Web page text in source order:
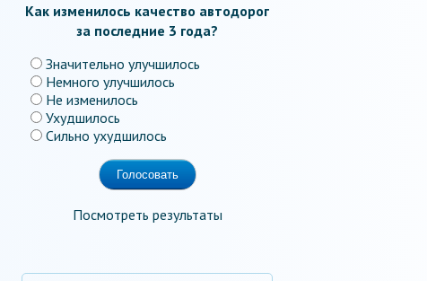
Как изменилось качество автодорог
за последние 3 года?
Значительно улучшилось
Немного улучшилось
Не изменилось
Ухудшилось
Сильно ухудшилось
Посмотреть результаты